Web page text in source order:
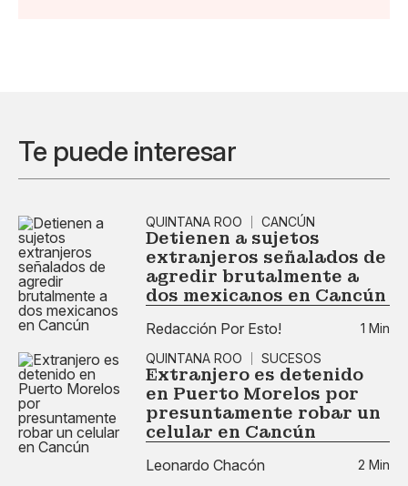
Te puede interesar
QUINTANA ROO CANCÚN
Detienen a sujetos
extranjeros señalados de
agredir brutalmente a
dos mexicanos en Cancún
Redacción Por Esto!
1 Min
QUINTANA ROO
SUCESOS
Extranjero es detenido
en Puerto Morelos por
presuntamente robar un
celular en Cancún
Leonardo Chacón
2 Min